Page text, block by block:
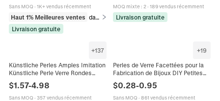
Bohème
Sans MOQ · 1K+ vendus récemment
Haut 1% Meilleures ventes
Livraison gratuite
Collier
MOQ mixte: 2· 189 vendus récemment
Livraison gratuite
+137
Künstliche Perles Amples Imitation
Künstliche Perle Verre Rondes
Lustre DIY Bijoux Collier Bracelet
Accessoires Élégant Coloré
Artisanat
$1.57-4.98
Sans MOQ · 357 vendus récemment
+19
Perles de Verre Facettées pour la
Fabrication de Bijoux DIY Petites
Perles de Cristal Rondelles
Colorées Accessoires de Matériel
de Bracelet et Collier
$0.28-0.95
Sans MOQ · 861 vendus récemment